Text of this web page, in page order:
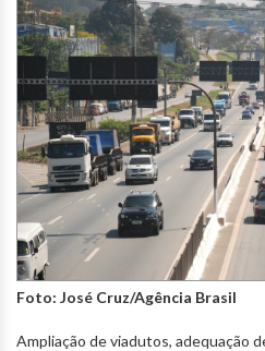
Foto: José Cruz/Agência Brasil
Ampliação de viadutos, adequação